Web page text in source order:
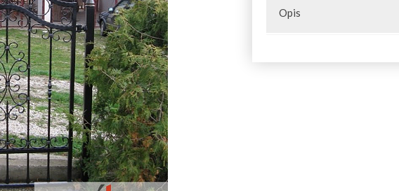
Opis
kovanog gvožđa, delova za